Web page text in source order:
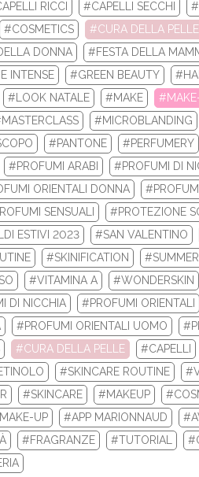
TUA ROUTINE CON I
tua nuova routine di bellezza con
Re...
LEGGI DI
2024: ECCO
del 2024 sono iniziati e noi
Perché
RICCI #CAPELLI SECCHI
#COSMETICS #CURA DELLA PELLE
DONNA #FESTA DELLA
INTENSE #GREEN BEAUTY
#LOOK NATALE #MAKE
#MICROBLANDING
#PANTONE #PERFUMERY
#PROFUMI ARABI
#PROFUMI DI
ORIENTALI DONNA
SENSUALI #PROTEZIONE
ESTIVI 2023 #SAN VALENTINO
#SKINIFICATION #SUMMER
#VITAMINA A #WONDERSKIN
DI NICCHIA
#PROFUMI ORIENTALI
#PROFUMI ORIENTALI UOMO
#CURA DELLA PELLE #CAPELLI
#SKINCARE ROUTINE
#SKINCARE #MAKEUP
UP #APP MARIONNAUD
#FRAGRANZE #TUTORIAL